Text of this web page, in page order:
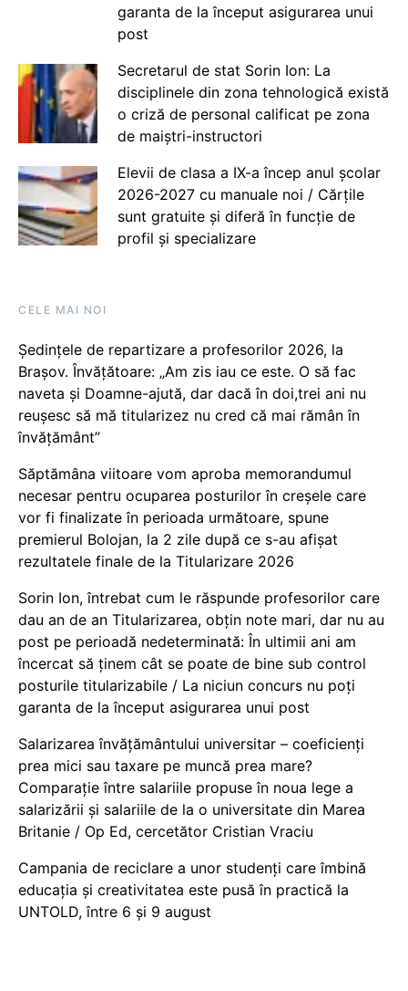
garanta de la început asigurarea unui
post
Secretarul de stat Sorin Ion: La
disciplinele din zona tehnologică există
o criză de personal calificat pe zona
de maiștri-instructori
Elevii de clasa a IX-a încep anul școlar
2026-2027 cu manuale noi / Cărțile
sunt gratuite și diferă în funcție de
profil și specializare
CELE MAI NOI
Ședințele de repartizare a profesorilor 2026, la
Brașov. Învățătoare: „Am zis iau ce este. O să fac
naveta și Doamne-ajută, dar dacă în doi,trei ani nu
reușesc să mă titularizez nu cred că mai rămân în
învățământ”
Săptămâna viitoare vom aproba memorandumul
necesar pentru ocuparea posturilor în creșele care
vor fi finalizate în perioada următoare, spune
premierul Bolojan, la 2 zile după ce s-au afișat
rezultatele finale de la Titularizare 2026
Sorin Ion, întrebat cum le răspunde profesorilor care
dau an de an Titularizarea, obțin note mari, dar nu au
post pe perioadă nedeterminată: În ultimii ani am
încercat să ținem cât se poate de bine sub control
posturile titularizabile / La niciun concurs nu poți
garanta de la început asigurarea unui post
Salarizarea învățământului universitar – coeficienți
prea mici sau taxare pe muncă prea mare?
Comparație între salariile propuse în noua lege a
salarizării și salariile de la o universitate din Marea
Britanie / Op Ed, cercetător Cristian Vraciu
Campania de reciclare a unor studenți care îmbină
educația și creativitatea este pusă în practică la
UNTOLD, între 6 și 9 august